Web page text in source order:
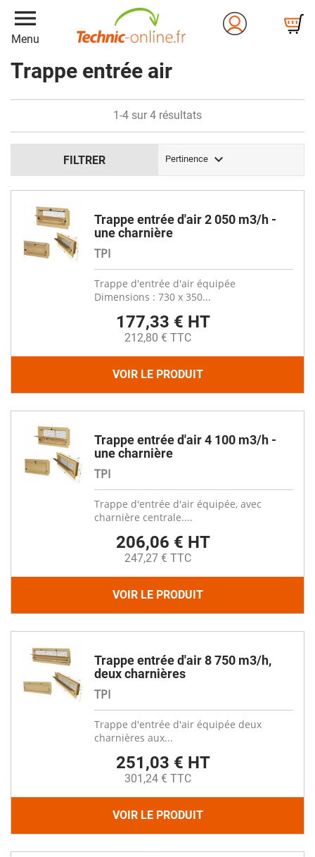
menu
Menu
Trappe entrée air
FILTRER Pertinence 
1-4 sur 4 résultats
Trappe entrée d'air 2 050 m3/h -
une charnière
TPI
Trappe d'entrée d'air équipée
Dimensions : 730 x 350...
177,33 € HT
212,80 € TTC
VOIR LE PRODUIT
Trappe entrée d'air 4 100 m3/h -
une charnière
TPI
Trappe d'entrée d'air équipée, avec
charnière centrale....
206,06 € HT
247,27 € TTC
VOIR LE PRODUIT
Trappe entrée d'air 8 750 m3/h,
deux charnières
TPI
Trappe d'entrée d'air équipée deux
charnières aux...
251,03 € HT
301,24 € TTC
VOIR LE PRODUIT